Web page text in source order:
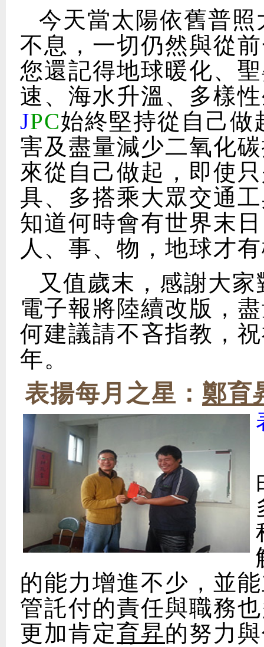
今天當太陽依舊普
不息，一切仍然與從
您還記得地球暖化、
速、海水升溫、多樣
JPC始終堅持從自己做
害及盡量減少二氧化
來從自己做起，即使
具、多搭乘大眾交通
知道何時會有世界末
人、事、物，地球才
又值歲末，感謝大
電子報將陸續改版，
何建議請不吝指教，
年。
表揚每月之星： 鄭育
的能力增進不少，並
管託付的責任與職務
更加肯定育昇的努力